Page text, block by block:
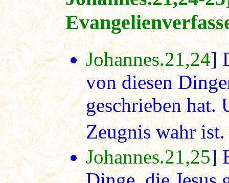
Johannes.21,24]
von diesen
geschrieben hat.
Zeugnis wahr
Johannes.21,25]